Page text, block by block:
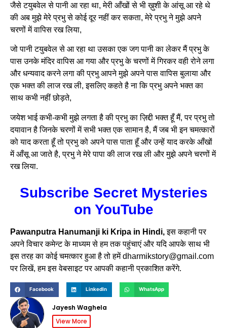
जैसे टयुबवेल से पानी आ रहा था, मेरी आँखों से भी ख़ुशी के आंसू आ रहे थे
की अब मुझे मेरे प्रभु से कोई दूर नहीं कर सकता, मेरे प्रभु ने मुझे अपने
चरणों में वापिस रख लिया,
जो पानी टयुबवेल से आ रहा था उसका एक जग पानी का लेकर मैं प्रभु के
पास उनके मंदिर वापिस आ गया और प्रभु के चरणों में गिरकर वही रोने लगा
और धन्यवाद करने लगा की प्रभु आपने मुझे अपने पास वापिस बुलाया और
एक भक्त की लाज रख ली, इसलिए कहते है ना कि प्रभु अपने भक्त का
साथ कभी नहीं छोड़ते,
जयेश भाई कभी-कभी मुझे लगता है की प्रभु का ज़िद्दी भक्त हूँ मैं, पर प्रभु तो
दयावान है जिनके चरणों में सभी भक्त एक सामान है, मैं जब भी इन चमत्कारों
को याद करता हूँ तो प्रभु को अपने पास पाता हूँ और उन्हें याद करके आँखों
में आँसू आ जाते है, प्रभु ने मेरे पापा की लाज रख ली और मुझे अपने चरणों में
रख लिया.
Subscribe Secret Mysteries
on YouTube
Pawanputra Hanumanji ki Kripa in Hindi,इस कहानी पर
अपने विचार कमेन्ट के माध्यम से हम तक पहुंचाएं और यदि आपके साथ भी
इस तरह का कोई चमत्कार हुआ है तो हमें dharmikstory@gmail.com
पर लिखें, हम इस वेबसाइट पर आपकी कहानी प्रकाशित करेंगे.
Facebook LinkedIn WhatsApp
Jayesh Waghela
View More